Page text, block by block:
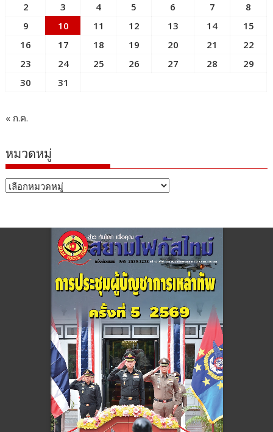
2
3 4 5 6 7
8
9
10 11 12 13 14
15
16
17 18 19 20 21
22
23
24 25 26 27 28
29
30
31
« ก.ค.
หมวดหมู่
หมวด